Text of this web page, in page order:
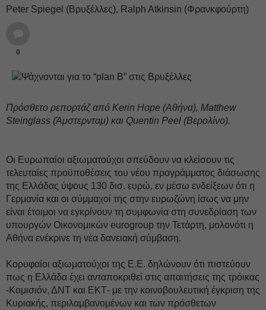
Peter Spiegel (Βρυξέλλες), Ralph Atkinsin (Φρανκφούρτη)
0
Πρόσθετο ρεπορτάζ από Kerin Hope (Αθήνα), Matthew
Steinglass (Άμστερνταμ) και Quentin Peel (Βερολίνο).
Οι Ευρωπαίοι αξιωματούχοι σπεύδουν να κλείσουν τις
τελευταίες προϋποθέσεις του νέου προγράμματος διάσωσης
της Ελλάδας ύψους 130 δισ. ευρώ, εν μέσω ενδείξεων ότι η
Γερμανία και οι σύμμαχοί της στην ευρωζώνη ίσως να μην
είναι έτοιμοι να εγκρίνουν τη συμφωνία στη συνεδρίαση των
υπουργών Οικονομικών eurogroup την Τετάρτη, μολονότι η
Αθήνα ενέκρινε τη νέα δανειακή σύμβαση.
Κορυφαίοι αξιωματούχοι της Ε.Ε. δηλώνουν ότι πιστεύουν
πως η Ελλάδα έχει ανταποκριθεί στις απαιτήσεις της τρόικας
-Κομισιόν, ΔΝΤ και ΕΚΤ- με την κοινοβουλευτική έγκριση της
Κυριακής, περιλαμβανομένων και των πρόσθετων